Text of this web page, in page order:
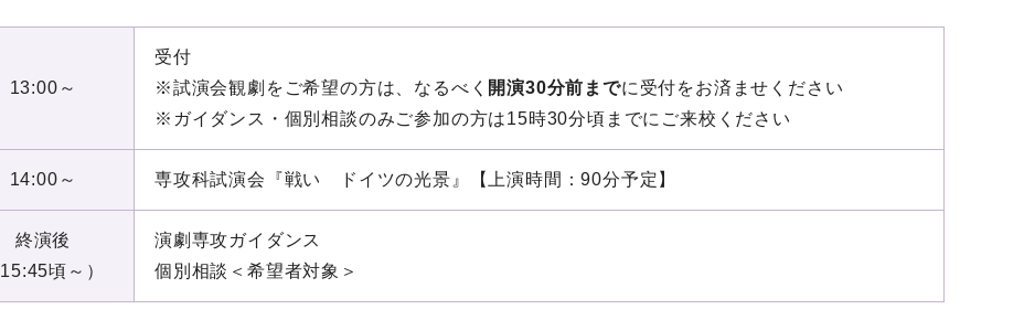
13:00～
受付
※試演会観劇をご希望の方は、なるべく 開演30分前までに受付をお済ませください
※ガイダンス・個別相談のみご参加の方は15時30分頃までにご来校ください
14:00～ 専攻科試演会『戦い ドイツの光景』【上演時間：90分予定】
終演後
15:45頃～）
演劇専攻ガイダンス
個別相談＜希望者対象＞